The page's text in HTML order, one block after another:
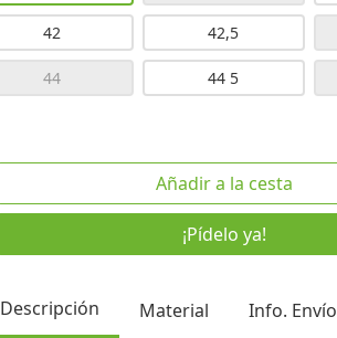
42 42,5
44 44 5
¡Pídelo ya!
Descripción Material Info. Envío